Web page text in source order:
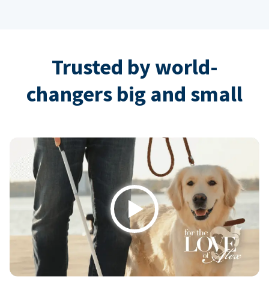
Trusted by world-
changers big and small
Play